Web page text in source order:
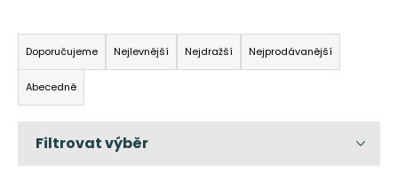
Ř
a
z
e
n
p
Doporučujeme Nejlevnější Nejdražší Nejprodávanější
Abecedně
p
o
u
č